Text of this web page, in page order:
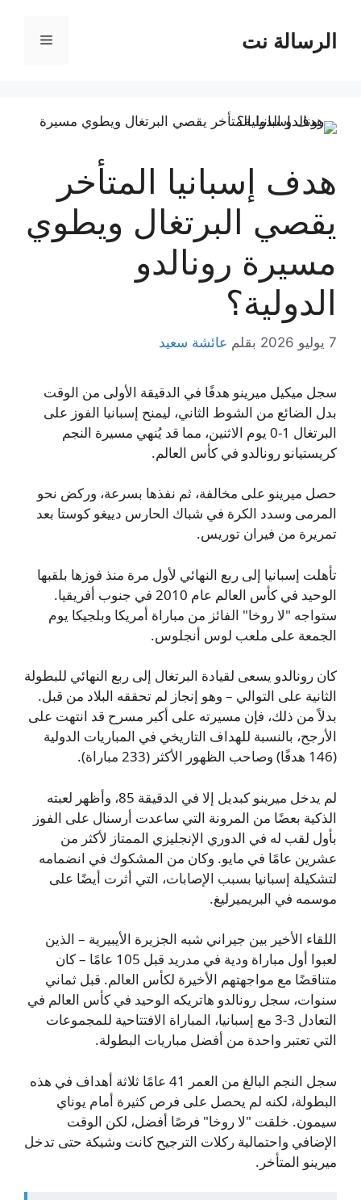
المحتوىالرسالة نت القائمة
هدف إسبانيا المتأخر
يقصي البرتغال ويطوي
مسيرة رونالدو
الدولية؟
7 يوليو 2026 بقلم عائشة سعيد
سجل ميكيل ميرينو هدفًا في الدقيقة الأولى من الوقت
بدل الضائع من الشوط الثاني، ليمنح إسبانيا الفوز على
البرتغال 1-0 يوم الاثنين، مما قد يُنهي مسيرة النجم
كريستيانو رونالدو في كأس العالم.
حصل ميرينو على مخالفة، ثم نفذها بسرعة، وركض نحو
المرمى وسدد الكرة في شباك الحارس دييغو كوستا بعد
تمريرة من فيران توريس.
تأهلت إسبانيا إلى ربع النهائي لأول مرة منذ فوزها بلقبها
الوحيد في كأس العالم عام 2010 في جنوب أفريقيا.
ستواجه "لا روخا" الفائز من مباراة أمريكا وبلجيكا يوم
الجمعة على ملعب لوس أنجلوس.
كان رونالدو يسعى لقيادة البرتغال إلى ربع النهائي للبطولة
الثانية على التوالي – وهو إنجاز لم تحققه البلاد من قبل.
بدلاً من ذلك، فإن مسيرته على أكبر مسرح قد انتهت على
الأرجح، بالنسبة للهداف التاريخي في المباريات الدولية
(146 هدفًا) وصاحب الظهور الأكثر (233 مباراة).
لم يدخل ميرينو كبديل إلا في الدقيقة 85، وأظهر لعبته
الذكية بعضًا من المرونة التي ساعدت أرسنال على الفوز
بأول لقب له في الدوري الإنجليزي الممتاز لأكثر من
عشرين عامًا في مايو. وكان من المشكوك في انضمامه
لتشكيلة إسبانيا بسبب الإصابات، التي أثرت أيضًا على
موسمه في البريميرليغ.
اللقاء الأخير بين جيراني شبه الجزيرة الأيبيرية – الذين
لعبوا أول مباراة ودية في مدريد قبل 105 عامًا – كان
متناقضًا مع مواجهتهم الأخيرة لكأس العالم. قبل ثماني
سنوات، سجل رونالدو هاتريكه الوحيد في كأس العالم في
التعادل 3-3 مع إسبانيا، المباراة الافتتاحية للمجموعات
التي تعتبر واحدة من أفضل مباريات البطولة.
سجل النجم البالغ من العمر 41 عامًا ثلاثة أهداف في هذه
البطولة، لكنه لم يحصل على فرص كثيرة أمام يوناي
سيمون. خلقت "لا روخا" فرصًا أفضل، لكن الوقت
الإضافي واحتمالية ركلات الترجيح كانت وشيكة حتى تدخل
ميرينو المتأخر.